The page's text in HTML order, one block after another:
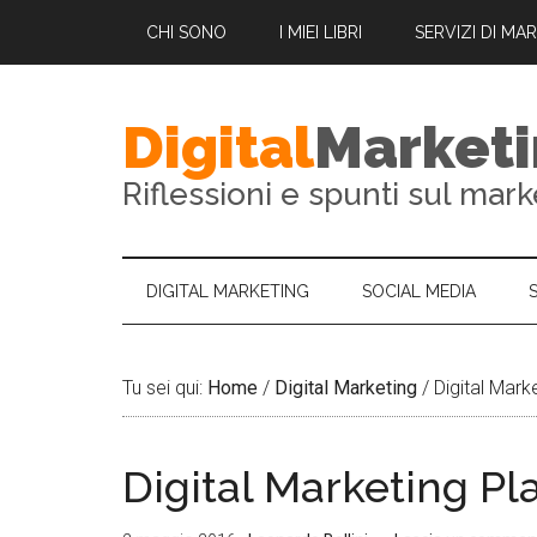
CHI SONO I MIEI LIBRI SERVIZI DI
Digital
Riflessioni e spunti sul
DIGITAL MARKETING SOCIAL MEDIA
Tu sei qui: Home / Digital Marketing / Digital
Digital Marketing